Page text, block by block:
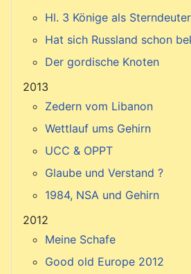
Hl. 3 Könige als Sterndeuter
Hat sich Russland schon
Der gordische Knoten
2013
Zedern vom Libanon
Wettlauf ums Gehirn
UCC & OPPT
Glaube und Verstand ?
1984, NSA und Gehirn
2012
Meine Schafe
Good old Europe 2012